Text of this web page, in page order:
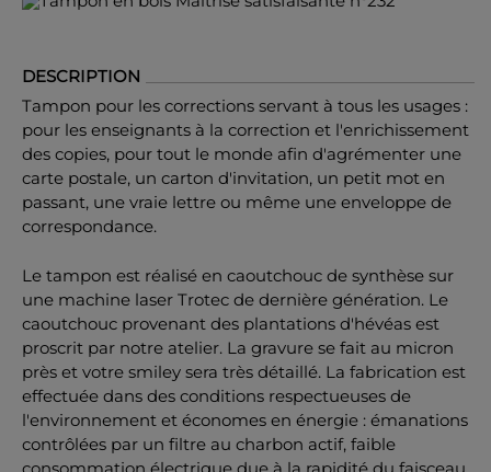
DESCRIPTION
Tampon pour les corrections servant à tous les usages :
pour les enseignants à la correction et l'enrichissement
des copies, pour tout le monde afin d'agrémenter une
carte postale, un carton d'invitation, un petit mot en
passant, une vraie lettre ou même une enveloppe de
correspondance.
Le tampon est réalisé en caoutchouc de synthèse sur
une machine laser Trotec de dernière génération. Le
caoutchouc provenant des plantations d'hévéas est
proscrit par notre atelier. La gravure se fait au micron
près et votre smiley sera très détaillé. La fabrication est
effectuée dans des conditions respectueuses de
l'environnement et économes en énergie : émanations
contrôlées par un filtre au charbon actif, faible
consommation électrique due à la rapidité du faisceau